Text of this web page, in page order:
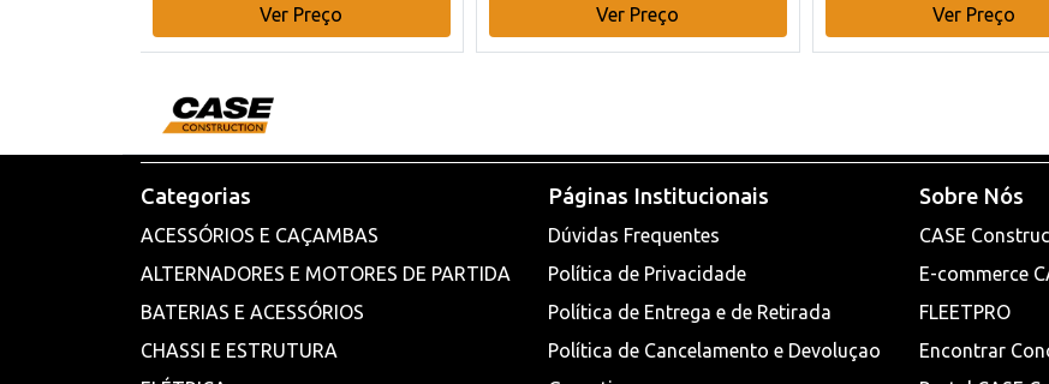
Ver Preço
Ver Preço
Ver Preço
Categorias
ACESSÓRIOS E CAÇAMBAS
ALTERNADORES E MOTORES DE PARTIDA
BATERIAS E ACESSÓRIOS
CHASSI E ESTRUTURA
Páginas Institucionais
Dúvidas Frequentes
Política de Privacidade
Política de Entrega e de Retirada
Política de Cancelamento e Devoluçao
Sobre Nós
CASE
E-commerce
FLEETPRO
Encontrar